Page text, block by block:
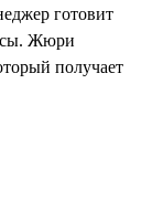
готовит
Жюри
получает